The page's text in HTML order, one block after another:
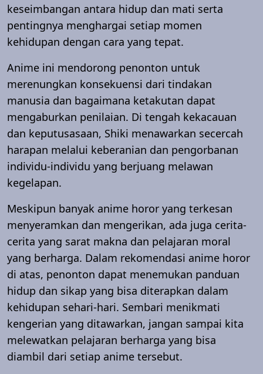
keseimbangan antara hidup dan mati serta
pentingnya menghargai setiap momen
kehidupan dengan cara yang tepat.
Anime ini mendorong penonton untuk
merenungkan konsekuensi dari tindakan
manusia dan bagaimana ketakutan dapat
mengaburkan penilaian. Di tengah kekacauan
dan keputusasaan, Shiki menawarkan secercah
harapan melalui keberanian dan pengorbanan
individu-individu yang berjuang melawan
kegelapan.
Meskipun banyak anime horor yang terkesan
menyeramkan dan mengerikan, ada juga cerita-
cerita yang sarat makna dan pelajaran moral
yang berharga. Dalam rekomendasi anime horor
di atas, penonton dapat menemukan panduan
hidup dan sikap yang bisa diterapkan dalam
kehidupan sehari-hari. Sembari menikmati
kengerian yang ditawarkan, jangan sampai kita
melewatkan pelajaran berharga yang bisa
diambil dari setiap anime tersebut.